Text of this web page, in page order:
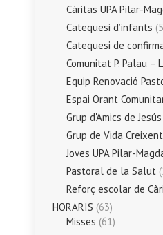
Càritas UPA Pilar-
Catequesi d’infants
Catequesi de
Comunitat P. Palau –
Equip Renovació
Espai Orant
Grup d'Amics de Jesús
Grup de Vida Creixent
Joves UPA Pilar-
Pastoral de la Salut
Reforç escolar de
HORARIS (63)
Misses (61)